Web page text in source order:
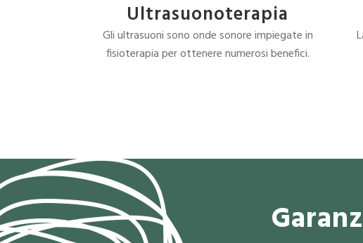
Ultrasuonoterapia
Gli ultrasuoni sono onde sonore impiegate in
fisioterapia per ottenere numerosi benefici.